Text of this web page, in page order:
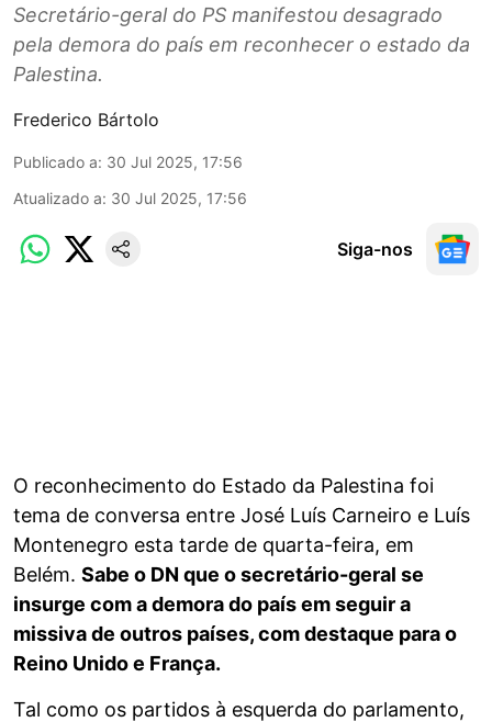
Secretário-geral do PS manifestou desagrado
pela demora do país em reconhecer o estado da
Palestina.
Frederico Bártolo
Publicado a: 30 Jul 2025, 17:56
Atualizado a: 30 Jul 2025, 17:56
Siga-nos
O reconhecimento do Estado da Palestina foi
tema de conversa entre José Luís Carneiro e Luís
Montenegro esta tarde de quarta-feira, em
Belém. Sabe o DN que o secretário-geral se
insurge com a demora do país em seguir a
missiva de outros países, com destaque para o
Reino Unido e França.
Tal como os partidos à esquerda do parlamento,